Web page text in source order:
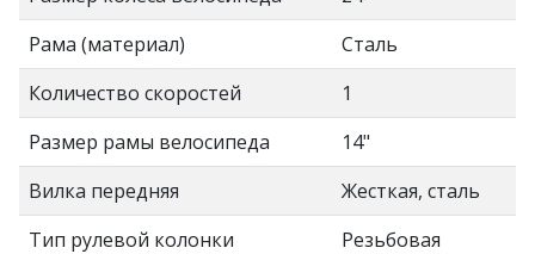
Рама (материал)
Сталь
Количество скоростей
1
Размер рамы велосипеда
14"
Вилка передняя
Жесткая, сталь
Тип рулевой колонки
Резьбовая